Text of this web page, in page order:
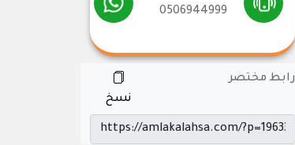
0506944999
رابط مختصر
نسخ